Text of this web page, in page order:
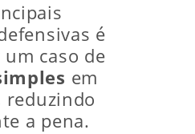
é
caso de
em
reduzindo
a pena.